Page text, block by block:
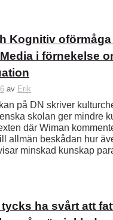
Kognitiv
i förnekelse
av Erik
på DN skriver
skolan ger mindre
där Wiman
allmän beskådan hur
minskad kunskap
ha svårt att